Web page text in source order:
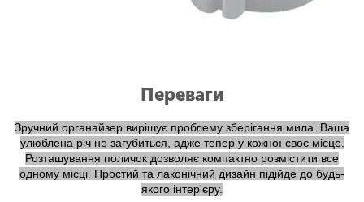
Переваги
Зручний органайзер вирішує проблему зберігання мила. Ваша
улюблена річ не загубиться, адже тепер у кожної своє місце.
Розташування поличок дозволяє компактно розмістити все
одному місці. Простий та лаконічний дизайн підійде до будь-
якого інтер'єру.